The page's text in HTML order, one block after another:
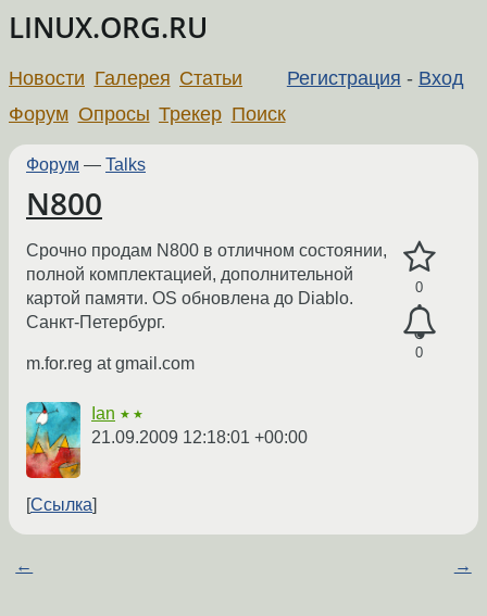
LINUX.ORG.RU
Регистрация - Вход
Новости Галерея Статьи
Форум Опросы Трекер Поиск
Форум — Talks
N800
0
0
Срочно продам N800 в отличном состоянии,
полной комплектацией, дополнительной
картой памяти. OS обновлена до Diablo.
Санкт-Петербург.
m.for.reg at gmail.com
Ian ★★
21.09.2009 12:18:01 +00:00
Ссылка
← →